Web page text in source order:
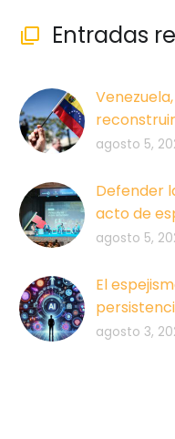
 Entradas
agosto 5,
Defender
acto de
agosto 5,
El
agosto 3,